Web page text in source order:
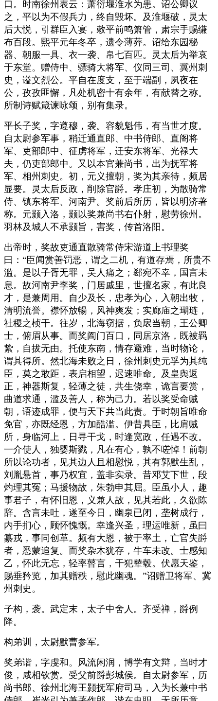
口。时南徐州表云：萧衍堰淮水为患。诏公卿议
之，平以为不假兵力，终自毁坏。及淮堰破，灵太
后大悦，引群臣入宴，敕平前鸣箫管，肃宗手赐缣
布百段。熙平元年冬卒，遗令薄葬。诏给东园秘
器、朝服一具、衣一袭、帛七百匹。灵太后为举哀
于东堂。赠侍中、骠骑大将军、仪同三司、冀州刺
史，谥文烈公。平自在度支，至于端副，夙夜在
公，孜孜匪懈，凡处机密十有余年，有献替之称。
所制诗赋箴谏咏颂，别有集录。
平长子奖，字遵穆，袭。容貌魁伟，有当世才度。
自太尉参军事，稍迁通直郎、中书侍郎、直阁将
军、吏部郎中、征虏将军，迁安东将军、光禄大
夫，仍吏部郎中。又以本官兼尚书，出为抚军将
军、相州刺史。初，元义擅朝，奖为其亲待，频居
显要。灵太后反政，削除官爵。孝庄初，为散骑常
侍、镇东将军、河南尹。奖前后所历，皆以明济著
称。元颢入洛，颢以奖兼尚书右仆射，慰劳徐州。
羽林及城人不承颢旨，害奖，传首洛阳。
出帝时，奖故吏通直散骑常侍宋游道上书理奖
曰：“臣闻赏善罚恶，谓之二机，有道存焉，所贵不
滥。是以子胥无罪，吴人痛之；郄宛不幸，国言未
息。故河南尹李奖，门居戚里，世擅名家，有此良
才，是兼周用。自少及长，忠孝为心，入朝出牧，
清明流誉。襟怀放暢，风神爽发；实廊庙之瑚琏，
社稷之桢干。往岁，北海窃据，负扆当朝，王公卿
士，俯眉从事。而奖阖门百口，同居京洛，既被羁
絷，自拔无由。托使东南，情存避难，当时物论，
谓其得所。然北海未败之日，徐州刺史元孚为其纯
臣，莫之敢距，表启相望，迟速唯命。及皇舆返
正，神器斯复，轻薄之徒，共生侥幸，诡言要赏，
曲道求通，滥及善人，称为己力。若以奖受命贼
朝，语迹成罪，便与天下共当此责。于时朝旨唯命
免官，亦既经恩，方加酷滥。伊昔具臣，比肩贼
所，身临河上，日寻干戈，时逢宽政，任遇不改。
一介使人，独婴斯戮，凡在有心，孰不嗟悼！前朝
所以论功者，见其边人且相慰悦，其有郭默生乱，
刘胤悬首，事乃权宜，盖非实录。昔邓艾下世，段
灼理其冤；马援物故，朱勃申其屈。臣虽小人，趣
事君子，有怀旧恩，义兼人故，见其若此，久欲陈
辞。含言未吐，遂至今日，幽泉已闭，垄树成行，
内手扪心，顾怀愧慨。幸逢兴圣，理运唯新，虽曰
纂戎，事同创革。频有大恩，被于率土，亡官失爵
者，悉蒙追复。而奖杂木犹存，牛车未改。士感知
乙，怀此无忘，轻率瞽言，干犯辇毂。伏愿天鉴，
赐垂矜览，加其赠秩，慰此幽魂。”诏赠卫将军、冀
州刺史。
子构，袭。武定末，太子中舍人。齐受禅，爵例
降。
构弟训，太尉默曹参军。
奖弟谐，字虔和。风流闲润，博学有文辩，当时才
俊，咸相钦赏。受父前爵彭城侯。自太尉参军，历
尚书郎、徐州北海王颢抚军府司马，入为长兼中书